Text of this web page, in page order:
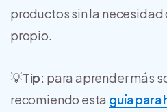
productos sin la necesidad
propio.
💡Tip: para aprender más
recomiendo esta guía para